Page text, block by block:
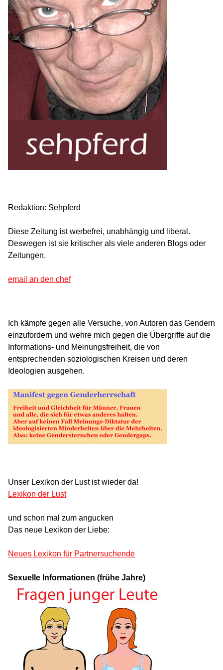
Redaktion: Sehpferd
Diese Zeitung ist werbefrei, unabhängig und liberal.
Deswegen ist sie kritischer als viele anderen Blogs oder
Zeitungen.
email an den chef
Ich kämpfe gegen alle Versuche, von Autoren das Gendern
einzufordern und wehre mich gegen die Übergriffe auf die
Informations- und Meinungsfreiheit, die von
entsprechenden soziologischen Kreisen und deren
Ideologien ausgehen.
Unser Lexikon der Lust ist wieder da!
Lexikon der Lust
und schon mal zum angucken
Das neue Lexikon der Liebe:
Neues Lexikon für Partnersuchende
Sexuelle Informationen (frühe Jahre)